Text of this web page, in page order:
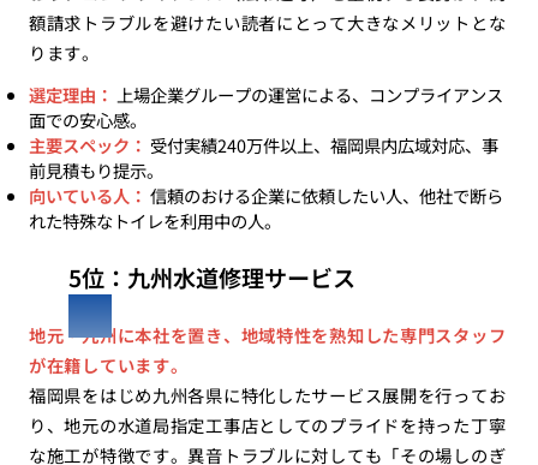
額請求トラブルを避けたい読者にとって大きなメリットとな
ります。
選定理由：
上場企業グループの運営による、コンプライアンス
面での安心感。
主要スペック： 受付実績240万件以上、福岡県内広域対応、事
前見積もり提示。
向いている人： 信頼のおける企業に依頼したい人、他社で断ら
れた特殊なトイレを利用中の人。
5位：九州水道修理サービス
地元・九州に本社を置き、地域特性を熟知した専門スタッフ
が在籍しています。
福岡県をはじめ九州各県に特化したサービス展開を行ってお
り、地元の水道局指定工事店としてのプライドを持った丁寧
な施工が特徴です。異音トラブルに対しても「その場しのぎ